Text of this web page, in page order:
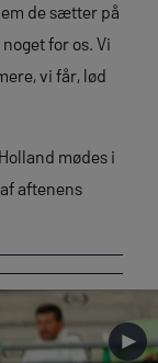
de sætter på
for os. Vi
vi får, lød
mødes i
aftenens
►